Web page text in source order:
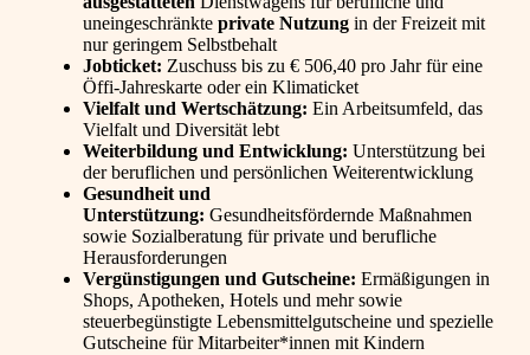
uneingeschränkte private Nutzung in der Freizeit mit
nur geringem Selbstbehalt
Jobticket: Zuschuss bis zu € 506,40 pro Jahr für eine
Öffi-Jahreskarte oder ein Klimaticket
Vielfalt und Wertschätzung: Ein Arbeitsumfeld, das
Vielfalt und Diversität lebt
Weiterbildung und Entwicklung: Unterstützung bei
der beruflichen und persönlichen Weiterentwicklung
Gesundheit und
Unterstützung: Gesundheitsfördernde Maßnahmen
sowie Sozialberatung für private und berufliche
Herausforderungen
Vergünstigungen und Gutscheine: Ermäßigungen in
Shops, Apotheken, Hotels und mehr sowie
steuerbegünstigte Lebensmittelgutscheine und spezielle
Gutscheine für Mitarbeiter*innen mit Kindern